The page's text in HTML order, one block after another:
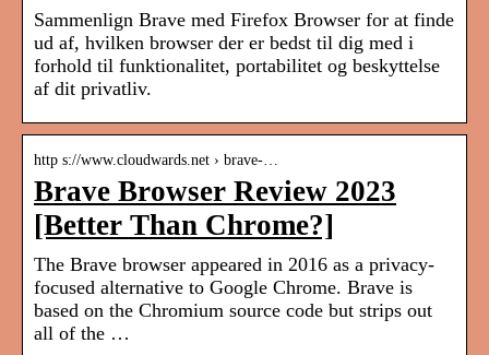
Sammenlign Brave med Firefox Browser for at finde
ud af, hvilken browser der er bedst til dig med i
forhold til funktionalitet, portabilitet og beskyttelse
af dit privatliv.
http s://www.cloudwards.net › brave-…
Brave Browser Review 2023
[Better Than Chrome?]
The Brave browser appeared in 2016 as a privacy-
focused alternative to Google Chrome. Brave is
based on the Chromium source code but strips out
all of the …